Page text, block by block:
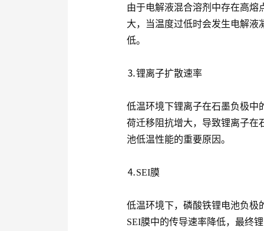
由于电解液混合溶剂中存在高熔
大，当温度过低时会发生电解液
低。
⒊锂离子扩散速率
低温环境下锂离子在石墨负极中
荷迁移阻抗增大，导致锂离子在
池低温性能的重要原因。
⒋SEI膜
低温环境下，磷酸铁锂电池负极
SEI膜中的传导速率降低，最终